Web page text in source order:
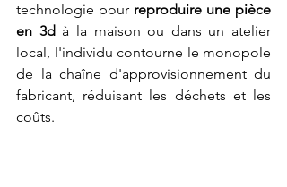
technologie pour reproduire une pièce
en 3d à la maison ou dans un atelier
local, l'individu contourne le monopole
de la chaîne d'approvisionnement du
fabricant, réduisant les déchets et les
coûts.